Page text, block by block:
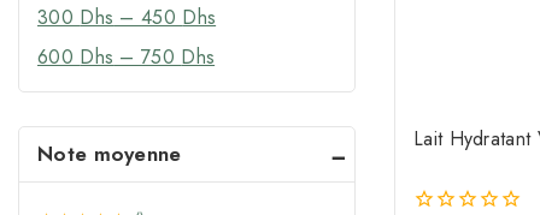
Lait Hydratant
Gommages & Enveloppements
Gels & Huiles de Douche
Huiles Essentielles
300 Dhs –450 Dhs
600 Dhs –750 Dhs
Note moyenne